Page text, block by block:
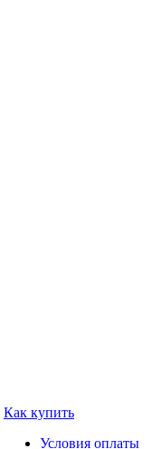
Как купить
Условия оплаты